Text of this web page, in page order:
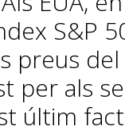
S&P
preus
per als
últim